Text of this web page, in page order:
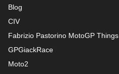
Blog
CIV
Fabrizio Pastorino MotoGP Things
GPGiackRace
Moto2